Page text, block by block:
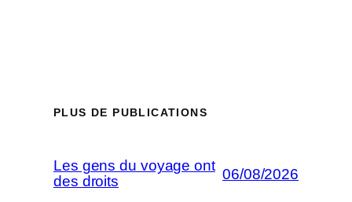
PLUS DE PUBLICATIONS
Les gens du voyage ont
des droits
06/08/2026